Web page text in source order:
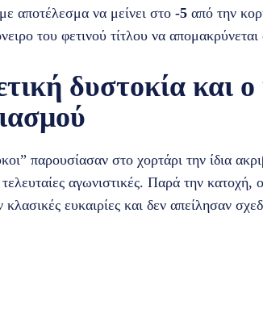
αποτέλεσμα να μείνει στο -5 από την
του φετινού τίτλου να απομακρύνεται
δυστοκία και ο
παρουσίασαν στο χορτάρι την ίδια
τελευταίες αγωνιστικές. Παρά την κατοχή,
ευκαιρίες και δεν απείλησαν